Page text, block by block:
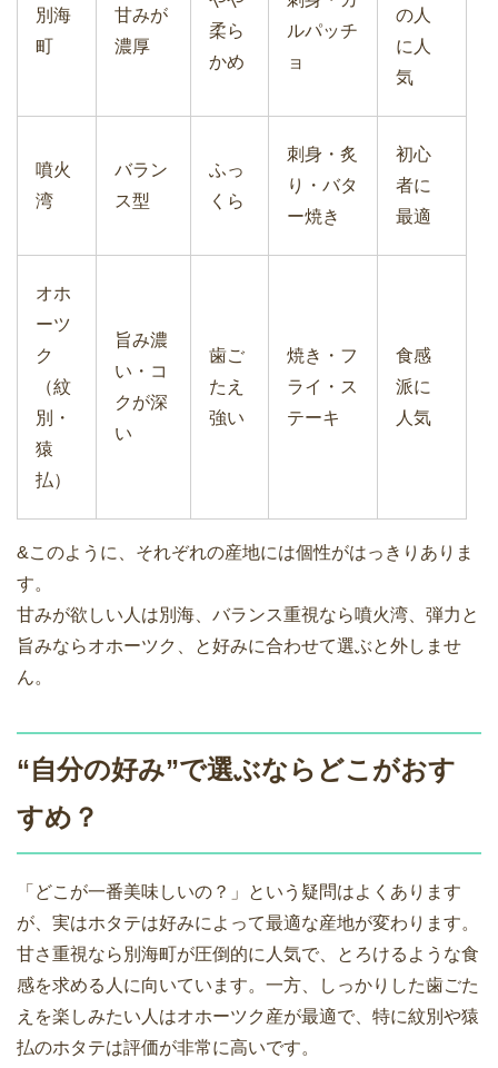
別海
町
甘みが
濃厚
柔ら
かめ
ルパッチ
ョ
の人
に人
気
噴火
湾
バラン
ス型
ふっ
くら
刺身・炙
り・バタ
ー焼き
初心
者に
最適
オホ
ーツ
ク
（紋
別・
猿
払）
旨み濃
い・コ
クが深
い
歯ご
たえ
強い
焼き・フ
ライ・ス
テーキ
食感
派に
人気
&このように、それぞれの産地には個性がはっきりありま
す。
甘みが欲しい人は別海、バランス重視なら噴火湾、弾力と
旨みならオホーツク、と好みに合わせて選ぶと外しませ
ん。
“自分の好み”で選ぶならどこがおす
すめ？
「どこが一番美味しいの？」という疑問はよくあります
が、実はホタテは好みによって最適な産地が変わります。
甘さ重視なら別海町が圧倒的に人気で、とろけるような食
感を求める人に向いています。一方、しっかりした歯ごた
えを楽しみたい人はオホーツク産が最適で、特に紋別や猿
払のホタテは評価が非常に高いです。